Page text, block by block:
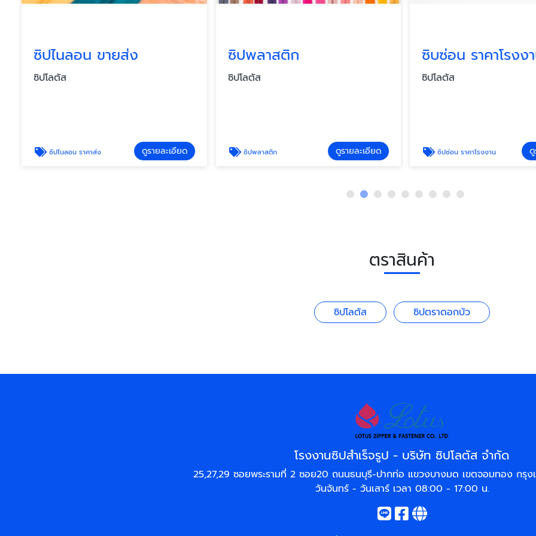
ซิปไนลอน ขายส่ง
ซิปโลตัส
ซิปไนลอน ราคาส่ง ดูรายละเอียด
ซิปพลาสติก
ซิปโลตัส
ซิปพลาสติก ดูรายละเอียด
ซิบซ่อน ราคาโรงง
ซิปโลตัส
ซิปซ่อน ราคาโรงงาน ดู
ตราสินค้า
ซิปโลตัส ซิปตราดอกบัว
โรงงานซิปสำเร็จรูป - บริษัท ซิปโลตัส จำกัด
25,27,29 ซอยพระรามที่ 2 ซอย20 ถนนธนบุรี-ปากท่อ แขวงบางมด เขตจอมทอง กรุง
วันจันทร์ - วันเสาร์ เวลา 08:00 - 17:00 น.